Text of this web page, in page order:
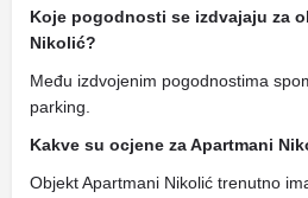
Koje pogodnosti se izdvajaju za
Nikolić?
Među izdvojenim pogodnostima
parking.
Kakve su ocjene za Apartmani
Objekt Apartmani Nikolić trenutno